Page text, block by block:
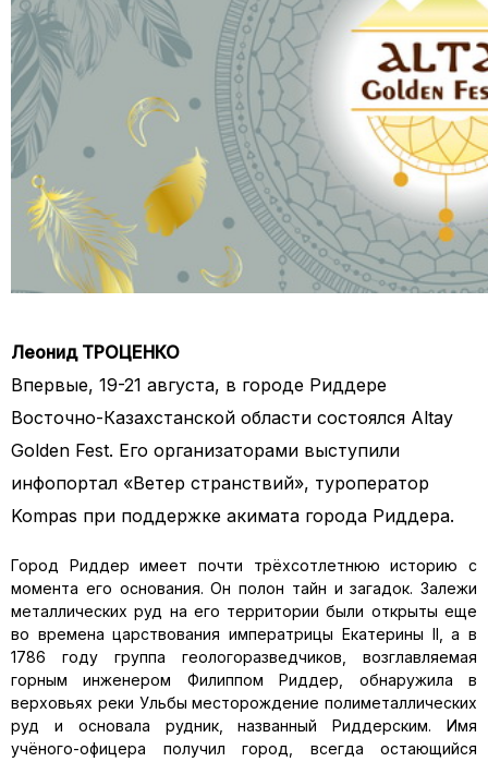
Леонид ТРОЦЕНКО
Впервые, 19-21 августа, в городе Риддере
Восточно-Казахстанской области состоялся Altay
Golden Fest. Его организаторами выступили
инфопортал «Ветер странствий», туроператор
Kompas при поддержке акимата города Риддера.
Город Риддер имеет почти трёхсотлетнюю историю с
момента его основания. Он полон тайн и загадок. Залежи
металлических руд на его территории были открыты еще
во времена царствования императрицы Екатерины II, а в
1786 году группа геологоразведчиков, возглавляемая
горным инженером Филиппом Риддер, обнаружила в
верховьях реки Ульбы месторождение полиметаллических
руд и основала рудник, названный Риддерским. Имя
учёного-офицера получил город, всегда остающийся